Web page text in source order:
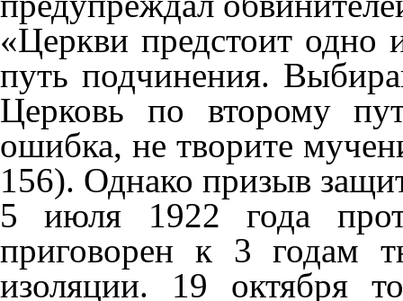
«Церкви предстоит одно
путь подчинения.
Церковь по второму
ошибка, не творите
156). Однако призыв
5 июля 1922 года
приговорен к 3 годам
изоляции. 19 октября